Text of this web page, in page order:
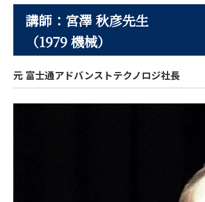
講師：宮澤 秋彦先生
（1979 機械）
元 富士通アドバンストテクノロジ社長